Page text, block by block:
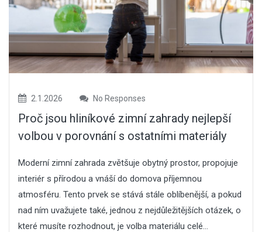
2.1.2026 No Responses
Proč jsou hliníkové zimní zahrady nejlepší
volbou v porovnání s ostatními materiály
Moderní zimní zahrada zvětšuje obytný prostor, propojuje
interiér s přírodou a vnáší do domova příjemnou
atmosféru. Tento prvek se stává stále oblíbenější, a pokud
nad ním uvažujete také, jednou z nejdůležitějších otázek, o
které musíte rozhodnout, je volba materiálu celé...